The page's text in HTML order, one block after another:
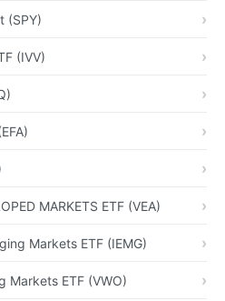
(SPY)
(IVV)
MARKETS ETF (VEA)
Markets ETF (IEMG)
Markets ETF (VWO)